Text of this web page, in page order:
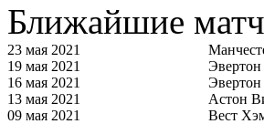
Ближайшие
23 мая 2021
19 мая 2021
Эвертон
16 мая 2021
Эвертон
13 мая 2021
Астон
09 мая 2021
Вест